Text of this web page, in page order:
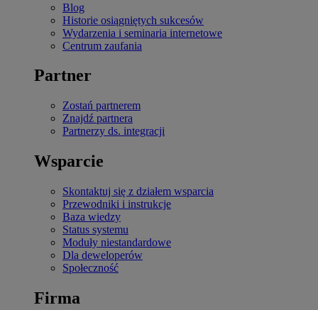
Blog
Historie osiągniętych sukcesów
Wydarzenia i seminaria internetowe
Centrum zaufania
Partner
Zostań partnerem
Znajdź partnera
Partnerzy ds. integracji
Wsparcie
Skontaktuj się z działem wsparcia
Przewodniki i instrukcje
Baza wiedzy
Status systemu
Moduły niestandardowe
Dla deweloperów
Społeczność
Firma